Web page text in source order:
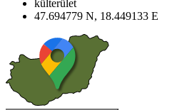
külterület
47.694779 N, 18.449133 E